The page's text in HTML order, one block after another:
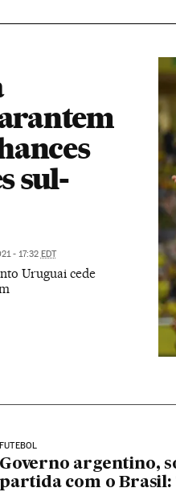
sul-
- 17:32 EDT
Uruguai cede
FUTEBOL
Governo argentino,
partida com o Brasil: